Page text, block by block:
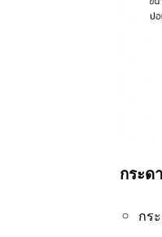
กระด
กร